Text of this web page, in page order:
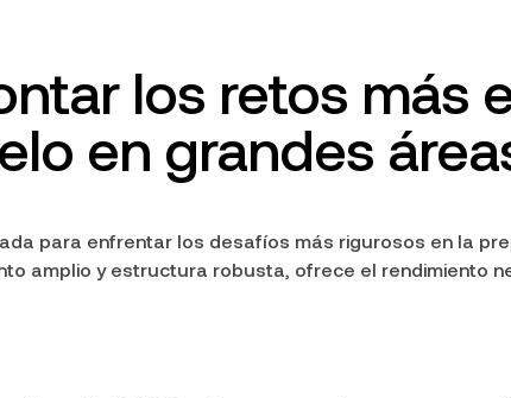
los retos más
en grandes
para enfrentar los desafíos más rigurosos en la
amplio y estructura robusta, ofrece el rendimiento